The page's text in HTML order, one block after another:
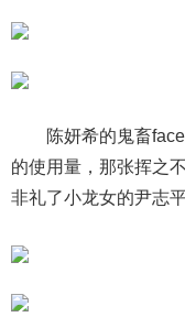
陈妍希的鬼畜
的使用量，那张挥之
非礼了小龙女的尹志